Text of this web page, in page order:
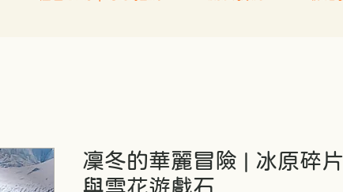
凜冬的華麗冒險 | 冰原碎片
與雪花遊戲石